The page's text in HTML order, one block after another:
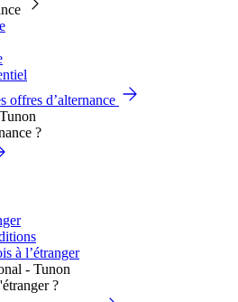
offres d’alternance
?
à l’étranger
?